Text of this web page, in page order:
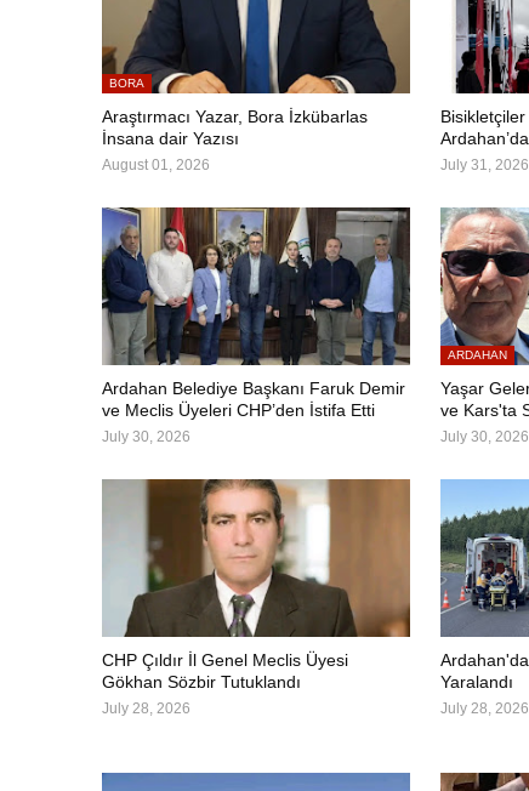
BORA
Araştırmacı Yazar, Bora İzkübarlas
İnsana dair Yazısı
August 01, 2026 July 31, 2026
Ardahan Belediye Başkanı Faruk Demir
ve Meclis Üyeleri CHP’den İstifa Etti
July 30, 2026
ARDAHAN
Yaşar
ve Kars'ta
July 30, 2026
CHP Çıldır İl Genel Meclis Üyesi
Gökhan Sözbir Tutuklandı
July 28, 2026
Yaralandı
July 28, 2026